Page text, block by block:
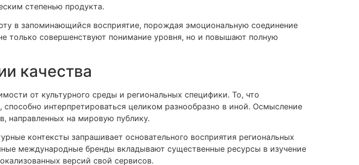
степенью продукта.
в запоминающийся восприятие, порождая эмоциональную соединение
только совершенствуют понимание уровня, но и повышают полную
качества
от культурного среды и региональных специфики. То, что
интерпретироваться целиком разнообразно в иной. Осмысление
направленных на мировую публику.
контексты запрашивает основательного восприятия региональных
международные бренды вкладывают существенные ресурсы в изучение
версий свой сервисов.